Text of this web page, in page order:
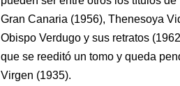
Gran Canaria (1956), Thenesoya
Obispo Verdugo y sus retratos
que se reeditó un tomo y queda
Virgen (1935).